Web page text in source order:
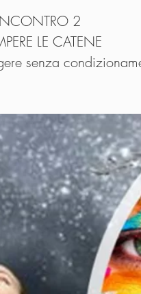
2
LE CATENE